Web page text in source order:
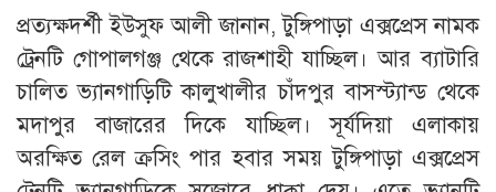
প্রত্যক্ষদর্শী ইউসুফ আলী জানান, টুঙ্গিপাড়া এক্সপ্রেস নামক
ট্রেনটি গোপালগঞ্জ থেকে রাজশাহী যাচ্ছিল। আর ব্যাটারি
চালিত ভ্যানগাড়িটি কালুখালীর চাঁদপুর বাসস্ট্যান্ড থেকে
মদাপুর বাজারের দিকে যাচ্ছিল। সূর্যদিয়া এলাকায়
অরক্ষিত রেল ক্রসিং পার হবার সময় টুঙ্গিপাড়া এক্সপ্রেস